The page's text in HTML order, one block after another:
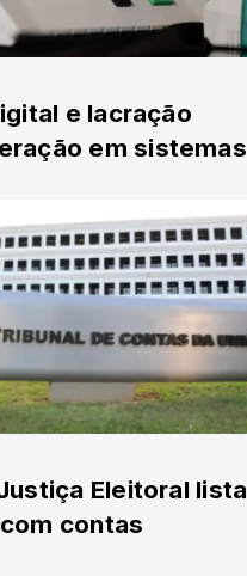
e lacração
em sistemas
Eleitoral lista
contas